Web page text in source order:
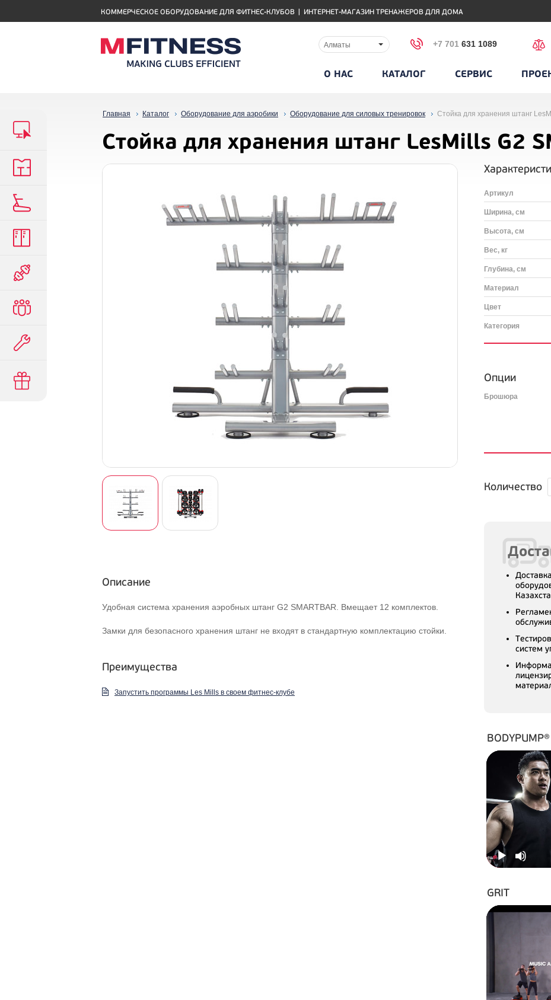
КОММЕРЧЕСКОЕ ОБОРУДОВАНИЕ ДЛЯ ФИТНЕС-КЛУБОВ ИНТЕРНЕТ-МАГАЗИН ТРЕНАЖЕРОВ ДЛЯ ДОМА
Алматы +7 701 631 1089
О НАС КАТАЛОГ СЕРВИС
Главная Каталог Оборудование для аэробики Оборудование для силовых тренировок Стойка для хранения штанг
Стойка для хранения штанг LesMills G2
Артикул
Ширина, см
Высота, см
Вес, кг
Глубина, см
Материал
Цвет
Категория
Опции
Брошюра
Количество
систем
BODYPUMP®
GRIT
Описание
Удобная система хранения аэробных штанг G2 SMARTBAR. Вмещает 12 комплектов.
Замки для безопасного хранения штанг не входят в стандартную комплектацию стойки.
Преимущества
Запустить программы Les Mills в своем фитнес-клубе